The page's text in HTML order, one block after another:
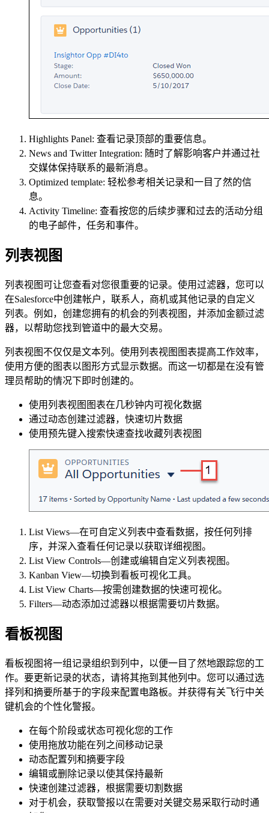
Highlights Panel: 查看记录顶部的重要信息。
News and Twitter Integration: 随时了解影响客户并通过社
交媒体保持联系的最新消息。
Optimized template: 轻松参考相关记录和一目了然的信
息。
Activity Timeline: 查看按您的后续步骤和过去的活动分组
的电子邮件，任务和事件。
列表视图
列表视图可让您查看对您很重要的记录。使用过滤器，您可以
在Salesforce中创建帐户，联系人，商机或其他记录的自定义
列表。例如，创建您拥有的机会的列表视图，并添加金额过滤
器，以帮助您找到管道中的最大交易。
列表视图不仅仅是文本列。使用列表视图图表提高工作效率，
使用方便的图表以图形方式显示数据。而这一切都是在没有管
理员帮助的情况下即时创建的。
使用列表视图图表在几秒钟内可视化数据
通过动态创建过滤器，快速切片数据
使用预先键入搜索快速查找收藏列表视图
List Views—在可自定义列表中查看数据，按任何列排
序，并深入查看任何记录以获取详细视图。
List View Controls—创建或编辑自定义列表视图。
Kanban View—切换到看板可视化工具。
List View Charts—按需创建数据的快速可视化。
Filters—动态添加过滤器以根据需要切片数据。
看板视图
看板视图将一组记录组织到列中，以便一目了然地跟踪您的工
作。要更新记录的状态，请将其拖到其他列中。您可以通过选
择列和摘要所基于的字段来配置电路板。并获得有关飞行中关
键机会的个性化警报。
在每个阶段或状态可视化您的工作
使用拖放功能在列之间移动记录
动态配置列和摘要字段
编辑或删除记录以使其保持最新
快速创建过滤器，根据需要切割数据
对于机会，获取警报以在需要对关键交易采取行动时通